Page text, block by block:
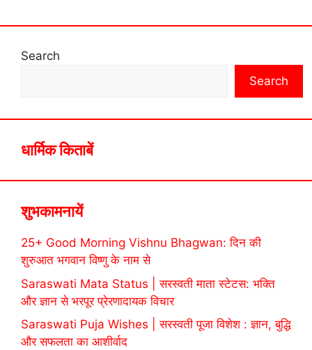
Search
Search
धार्मिक किताबें
शुभकामनायें
25+ Good Morning Vishnu Bhagwan: दिन की
शुरुआत भगवान विष्णु के नाम से
Saraswati Mata Status | सरस्वती माता स्टेटस: भक्ति
और ज्ञान से भरपूर प्रेरणादायक विचार
Saraswati Puja Wishes | सरस्वती पूजा विशेश : ज्ञान, बुद्धि
और सफलता का आशीर्वाद